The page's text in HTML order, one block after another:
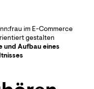
im E-Commerce
gestalten
und Aufbau eines